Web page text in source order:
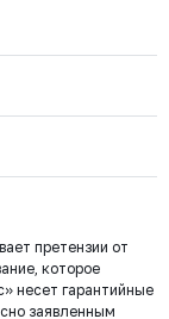
ДУ 80
Ф/Ф
Наличие
после 100%
счет
претензии от
которое
несет гарантийные
заявленным